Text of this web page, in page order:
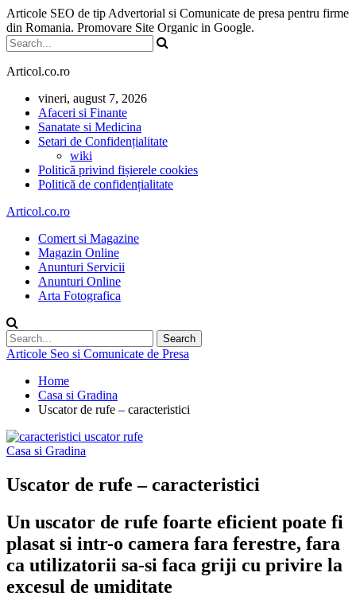
Articole SEO de tip Advertorial si Comunicate de presa pentru firme
din Romania. Promovare Site Organic in Google.
Articol.co.ro
vineri, august 7, 2026
Afaceri si Finante
Sanatate si Medicina
Setari de Confidențialitate
wiki
Politică privind fișierele cookies
Politică de confidențialitate
Articol.co.ro
Comert si Magazine
Magazin Online
Anunturi Servicii
Anunturi Online
Arta Fotografica
Articole Seo si Comunicate de Presa
Home
Casa si Gradina
Uscator de rufe – caracteristici
Casa si Gradina
Uscator de rufe – caracteristici
Un uscator de rufe foarte eficient poate fi
plasat si intr-o camera fara ferestre, fara
ca utilizatorii sa-si faca griji cu privire la
excesul de umiditate